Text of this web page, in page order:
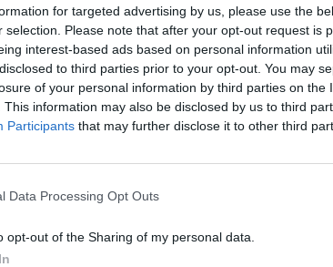
for targeted advertising by us, please use the
selection. Please note that after your opt-out request is
interest-based ads based on personal information
to third parties prior to your opt-out. You may
of your personal information by third parties on the
This information may also be disclosed by us to third
Participants that may further disclose it to other third
Data Processing Opt Outs
opt-out of the Sharing of my personal data.
els grisos, van al blanc o al negre. A la
més interacció que la ràbia. Un article
indignada escrivint en majúscules
la plataforma. El negoci perfecte.
, abans conegut com a
energia renovable que internet ha